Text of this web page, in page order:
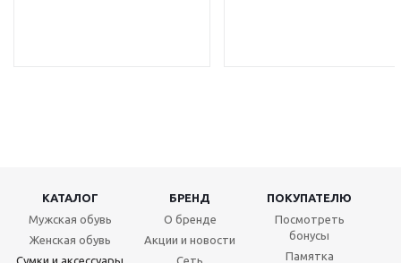
КАТАЛОГ БРЕНД
ПОКУПАТЕЛЮ
Мужская обувь
Женская обувь
Сумки и аксессуары
О бренде
Акции и новости
Сеть
Посмотреть
бонусы
Памятка